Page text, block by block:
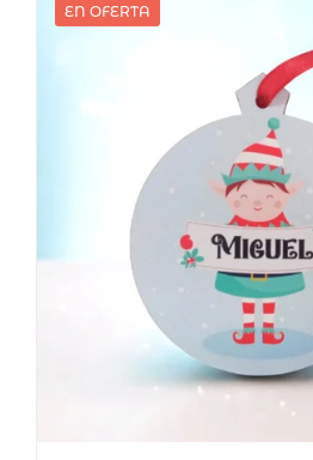
EN OFERTA